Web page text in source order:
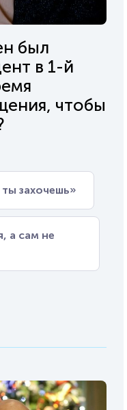
был
в 1-й
чтобы
ты захочешь»
а сам не